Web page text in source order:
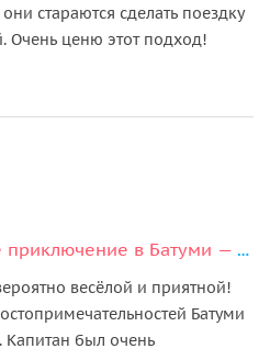
стараются сделать поездку
Очень ценю этот подход!
Эксклюзивное морское приключение в Батуми — частная прогулка на яхте
весёлой и приятной!
Батуми
Капитан был очень